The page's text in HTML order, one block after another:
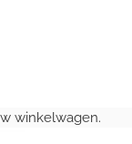
winkelwagen.